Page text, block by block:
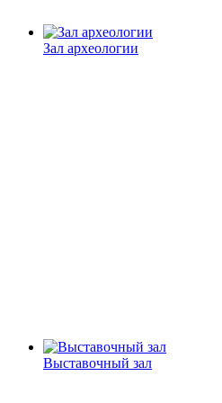
Зал археологии
Выставочный зал